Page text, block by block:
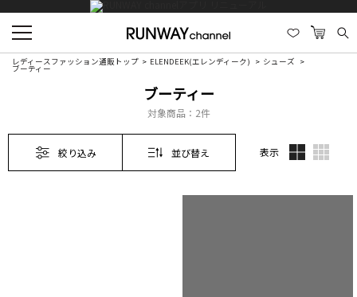
レディースファッション通販トップ ELENDEEK(エレンディーク) シューズ
ブーティー
ブーティー
対象商品： 2件
絞り込み 並び替え 表示